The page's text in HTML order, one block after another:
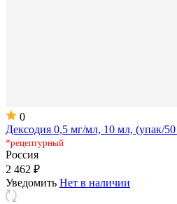
0
Дексодия 0,5 мг/мл, 10 мл,
*рецептурный
Россия
2 462 ₽
Уведомить Нет в наличии